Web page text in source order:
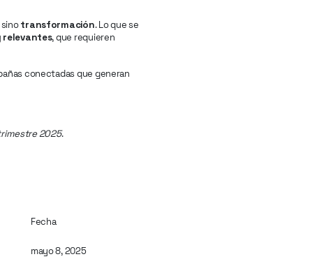
transformación. Lo que se
relevantes, que requieren
conectadas que generan
2025.
Fecha
mayo 8, 2025